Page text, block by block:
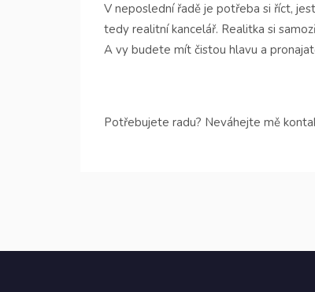
V neposlední řadě je potřeba si říct,
tedy realitní kancelář. Realitka si
A vy budete mít čistou hlavu a
Potřebujete radu? Neváhejte mě